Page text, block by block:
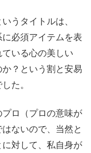
うタイトルは、
に必須アイテムを表
いる心の美しい
？という割と安易
た。
ロ（プロの意味が
ないので、当然と
対して、私自身が